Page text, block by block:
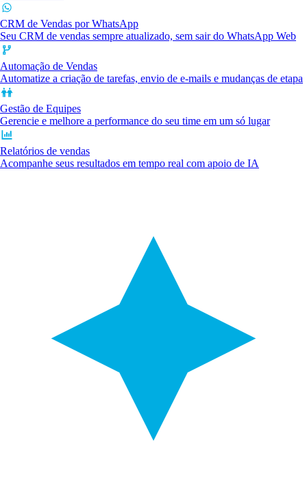
CRM de Vendas por WhatsApp
Seu CRM de vendas sempre atualizado, sem sair do WhatsApp Web
Automação de Vendas
Automatize a criação de tarefas, envio de e-mails e mudanças de etapa
Gestão de Equipes
Gerencie e melhore a performance do seu time em um só lugar
Relatórios de vendas
Acompanhe seus resultados em tempo real com apoio de IA